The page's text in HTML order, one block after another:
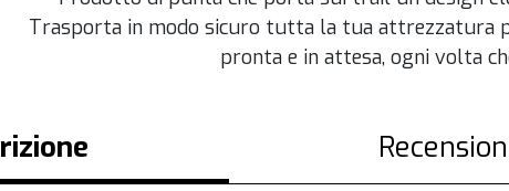
Trasporta in modo sicuro tutta la tua attrezzatura
pronta e in attesa, ogni volta